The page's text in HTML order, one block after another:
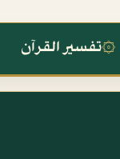
۞تفسير القرآن